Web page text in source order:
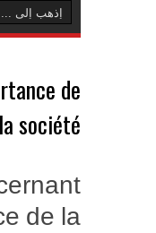
de
la société
de la